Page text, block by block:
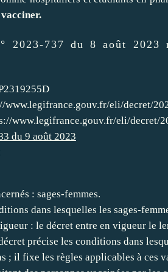
2023-737 du 8 août 2023
www.legifrance.gouv.fr/eli/decret/
www.legifrance.gouv.fr/eli/decret/
du 9 août 2023
: sages-femmes.
dans lesquelles les sages-
: le décret entre en vigueur le
précise les conditions dans
; il fixe les règles applicables à ces